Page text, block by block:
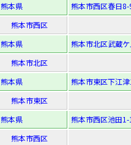
熊本県
熊本市西区春日
熊本市西区
熊本県
熊本市北区武蔵
熊本市北区
熊本県
熊本市東区下江
熊本市東区
熊本県
熊本市西区池田
熊本市西区